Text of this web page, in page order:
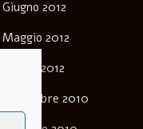
Giugno 2012
Maggio 2012
Marzo 2012
Novembre 2010